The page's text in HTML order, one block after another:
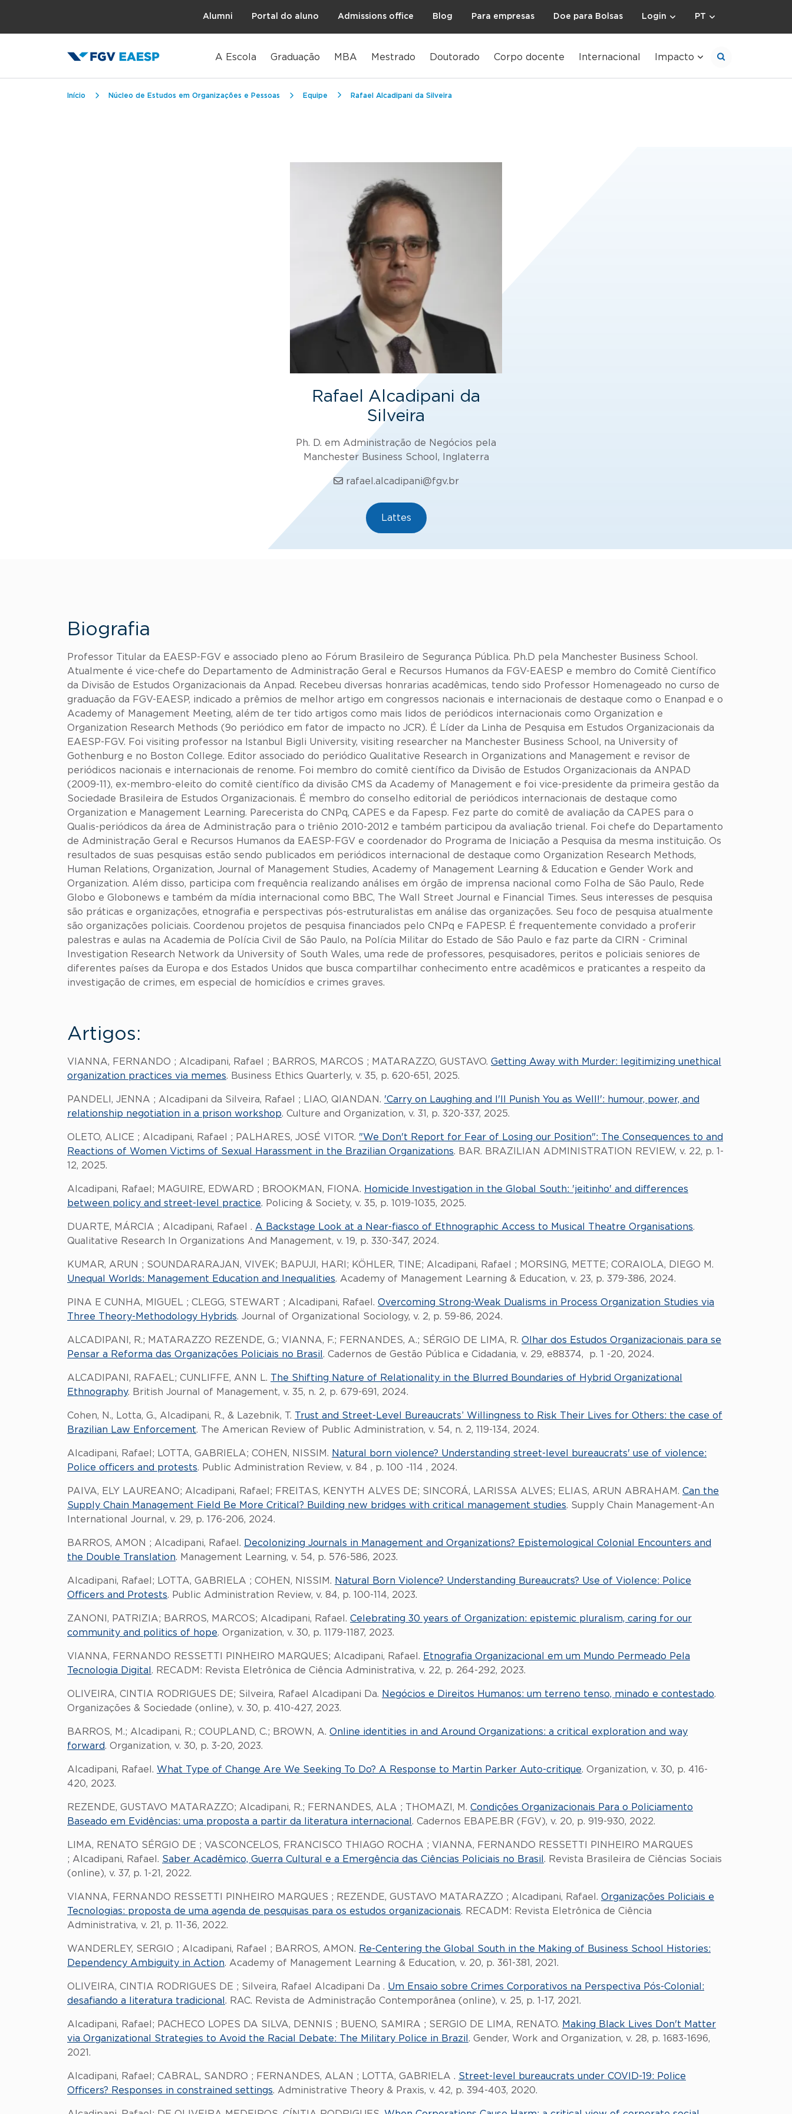
Alumni Portal do aluno Admissions office Blog Para empresas Doe para Bolsas Login PT
A Escola Graduação MBA Mestrado Doutorado Corpo docente Internacional Impacto
Trilha de navegação
Início Núcleo de Estudos em Organizações e Pessoas Equipe Rafael Alcadipani da Silveira
Rafael Alcadipani da
Silveira
Ph. D. em Administração de Negócios pela
Manchester Business School, Inglaterra
rafael.alcadipani@fgv.br
Lattes
Biografia
Professor Titular da EAESP-FGV e associado pleno ao Fórum Brasileiro de Segurança Pública. Ph.D pela Manchester Business School.
Atualmente é vice-chefe do Departamento de Administração Geral e Recursos Humanos da FGV-EAESP e membro do Comitê Científico
da Divisão de Estudos Organizacionais da Anpad. Recebeu diversas honrarias acadêmicas, tendo sido Professor Homenageado no curso de
graduação da FGV-EAESP, indicado a prêmios de melhor artigo em congressos nacionais e internacionais de destaque como o Enanpad e o
Academy of Management Meeting, além de ter tido artigos como mais lidos de periódicos internacionais como Organization e
Organization Research Methods (9o periódico em fator de impacto no JCR). É Líder da Linha de Pesquisa em Estudos Organizacionais da
EAESP-FGV. Foi visiting professor na Istanbul Bigli University, visiting researcher na Manchester Business School, na University of
Gothenburg e no Boston College. Editor associado do periódico Qualitative Research in Organizations and Management e revisor de
periódicos nacionais e internacionais de renome. Foi membro do comitê científico da Divisão de Estudos Organizacionais da ANPAD
(2009-11), ex-membro-eleito do comitê científico da divisão CMS da Academy of Management e foi vice-presidente da primeira gestão da
Sociedade Brasileira de Estudos Organizacionais. É membro do conselho editorial de periódicos internacionais de destaque como
Organization e Management Learning. Parecerista do CNPq, CAPES e da Fapesp. Fez parte do comitê de avaliação da CAPES para o
Qualis-periódicos da área de Administração para o triênio 2010-2012 e também participou da avaliação trienal. Foi chefe do Departamento
de Administração Geral e Recursos Humanos da EAESP-FGV e coordenador do Programa de Iniciação a Pesquisa da mesma instituição. Os
resultados de suas pesquisas estão sendo publicados em periódicos internacional de destaque como Organization Research Methods,
Human Relations, Organization, Journal of Management Studies, Academy of Management Learning & Education e Gender Work and
Organization. Além disso, participa com frequência realizando análises em órgão de imprensa nacional como Folha de São Paulo, Rede
Globo e Globonews e também da mídia internacional como BBC, The Wall Street Journal e Financial Times. Seus interesses de pesquisa
são práticas e organizações, etnografia e perspectivas pós-estruturalistas em análise das organizações. Seu foco de pesquisa atualmente
são organizações policiais. Coordenou projetos de pesquisa financiados pelo CNPq e FAPESP. É frequentemente convidado a proferir
palestras e aulas na Academia de Polícia Civil de São Paulo, na Polícia Militar do Estado de São Paulo e faz parte da CIRN - Criminal
Investigation Research Network da University of South Wales, uma rede de professores, pesquisadores, peritos e policiais seniores de
diferentes países da Europa e dos Estados Unidos que busca compartilhar conhecimento entre acadêmicos e praticantes a respeito da
investigação de crimes, em especial de homicídios e crimes graves.
Artigos:
VIANNA, FERNANDO ; Alcadipani, Rafael ; BARROS, MARCOS ; MATARAZZO, GUSTAVO. Getting Away with Murder: legitimizing unethical
organization practices via memes. Business Ethics Quarterly, v. 35, p. 620-651, 2025.
PANDELI, JENNA ; Alcadipani da Silveira, Rafael ; LIAO, QIANDAN. 'Carry on Laughing and I'll Punish You as Well!': humour, power, and
relationship negotiation in a prison workshop. Culture and Organization, v. 31, p. 320-337, 2025.
OLETO, ALICE ; Alcadipani, Rafael ; PALHARES, JOSÉ VITOR. "We Don't Report for Fear of Losing our Position": The Consequences to and
Reactions of Women Victims of Sexual Harassment in the Brazilian Organizations. BAR. BRAZILIAN ADMINISTRATION REVIEW, v. 22, p. 1-
12, 2025.
Alcadipani, Rafael; MAGUIRE, EDWARD ; BROOKMAN, FIONA. Homicide Investigation in the Global South: 'jeitinho' and differences
between policy and street-level practice. Policing & Society, v. 35, p. 1019-1035, 2025.
DUARTE, MÁRCIA ; Alcadipani, Rafael . A Backstage Look at a Near-fiasco of Ethnographic Access to Musical Theatre Organisations.
Qualitative Research In Organizations And Management, v. 19, p. 330-347, 2024.
KUMAR, ARUN ; SOUNDARARAJAN, VIVEK; BAPUJI, HARI; KÖHLER, TINE; Alcadipani, Rafael ; MORSING, METTE; CORAIOLA, DIEGO M.
Unequal Worlds: Management Education and Inequalities. Academy of Management Learning & Education, v. 23, p. 379-386, 2024.
PINA E CUNHA, MIGUEL ; CLEGG, STEWART ; Alcadipani, Rafael. Overcoming Strong-Weak Dualisms in Process Organization Studies via
Three Theory-Methodology Hybrids. Journal of Organizational Sociology, v. 2, p. 59-86, 2024.
ALCADIPANI, R.; MATARAZZO REZENDE, G.; VIANNA, F.; FERNANDES, A.; SÉRGIO DE LIMA, R. Olhar dos Estudos Organizacionais para se
Pensar a Reforma das Organizações Policiais no Brasil . Cadernos de Gestão Pública e Cidadania, v. 29, e88374, p. 1 -20, 2024.
ALCADIPANI, RAFAEL; CUNLIFFE, ANN L. The Shifting Nature of Relationality in the Blurred Boundaries of Hybrid Organizational
Ethnography. British Journal of Management, v. 35, n. 2, p. 679-691, 2024.
Cohen, N., Lotta, G., Alcadipani, R., & Lazebnik, T. Trust and Street-Level Bureaucrats’ Willingness to Risk Their Lives for Others: the case of
Brazilian Law Enforcement. The American Review of Public Administration, v. 54, n. 2, 119-134, 2024.
Alcadipani, Rafael; LOTTA, GABRIELA; COHEN, NISSIM. Natural born violence? Understanding street-level bureaucrats' use of violence:
Police officers and protests. Public Administration Review, v. 84 , p. 100 -114 , 2024.
PAIVA, ELY LAUREANO; Alcadipani, Rafael; FREITAS, KENYTH ALVES DE; SINCORÁ, LARISSA ALVES; ELIAS, ARUN ABRAHAM. Can the
Supply Chain Management Field Be More Critical? Building new bridges with critical management studies. Supply Chain Management-An
International Journal, v. 29, p. 176-206, 2024.
BARROS, AMON ; Alcadipani, Rafael. Decolonizing Journals in Management and Organizations? Epistemological Colonial Encounters and
the Double Translation. Management Learning, v. 54, p. 576-586, 2023.
Alcadipani, Rafael; LOTTA, GABRIELA ; COHEN, NISSIM. Natural Born Violence? Understanding Bureaucrats? Use of Violence: Police
Officers and Protests. Public Administration Review, v. 84, p. 100-114, 2023.
ZANONI, PATRIZIA; BARROS, MARCOS; Alcadipani, Rafael. Celebrating 30 years of Organization: epistemic pluralism, caring for our
community and politics of hope. Organization, v. 30, p. 1179-1187, 2023.
VIANNA, FERNANDO RESSETTI PINHEIRO MARQUES; Alcadipani, Rafael. Etnografia Organizacional em um Mundo Permeado Pela
Tecnologia Digital . RECADM: Revista Eletrônica de Ciência Administrativa, v. 22, p. 264-292, 2023.
OLIVEIRA, CINTIA RODRIGUES DE; Silveira, Rafael Alcadipani Da. Negócios e Direitos Humanos: um terreno tenso, minado e contestado.
Organizações & Sociedade (online), v. 30, p. 410-427, 2023.
BARROS, M.; Alcadipani, R.; COUPLAND, C.; BROWN, A. Online identities in and Around Organizations: a critical exploration and way
forward. Organization, v. 30, p. 3-20, 2023.
Alcadipani, Rafael. What Type of Change Are We Seeking To Do? A Response to Martin Parker Auto-critique. Organization, v. 30, p. 416-
420, 2023.
REZENDE, GUSTAVO MATARAZZO; Alcadipani, R.; FERNANDES, ALA ; THOMAZI, M. Condições Organizacionais Para o Policiamento
Baseado em Evidências: uma proposta a partir da literatura internacional . Cadernos EBAPE.BR (FGV), v. 20, p. 919-930, 2022.
LIMA, RENATO SÉRGIO DE ; VASCONCELOS, FRANCISCO THIAGO ROCHA ; VIANNA, FERNANDO RESSETTI PINHEIRO MARQUES
; Alcadipani, Rafael. Saber Acadêmico, Guerra Cultural e a Emergência das Ciências Policiais no Brasil . Revista Brasileira de Ciências Sociais
(online), v. 37, p. 1-21, 2022.
VIANNA, FERNANDO RESSETTI PINHEIRO MARQUES ; REZENDE, GUSTAVO MATARAZZO ; Alcadipani, Rafael. Organizações Policiais e
Tecnologias: proposta de uma agenda de pesquisas para os estudos organizacionais. RECADM: Revista Eletrônica de Ciência
Administrativa, v. 21, p. 11-36, 2022.
WANDERLEY, SERGIO ; Alcadipani, Rafael ; BARROS, AMON. Re-Centering the Global South in the Making of Business School Histories:
Dependency Ambiguity in Action. Academy of Management Learning & Education, v. 20, p. 361-381, 2021.
OLIVEIRA, CINTIA RODRIGUES DE ; Silveira, Rafael Alcadipani Da . Um Ensaio sobre Crimes Corporativos na Perspectiva Pós-Colonial:
desafiando a literatura tradicional . RAC. Revista de Administração Contemporânea (online), v. 25, p. 1-17, 2021.
Alcadipani, Rafael; PACHECO LOPES DA SILVA, DENNIS ; BUENO, SAMIRA ; SERGIO DE LIMA, RENATO. Making Black Lives Don't Matter
via Organizational Strategies to Avoid the Racial Debate: The Military Police in Brazil . Gender, Work and Organization, v. 28, p. 1683-1696,
2021.
Alcadipani, Rafael; CABRAL, SANDRO ; FERNANDES, ALAN ; LOTTA, GABRIELA . Street-level bureaucrats under COVID-19: Police
Officers? Responses in constrained settings. Administrative Theory & Praxis, v. 42, p. 394-403, 2020.